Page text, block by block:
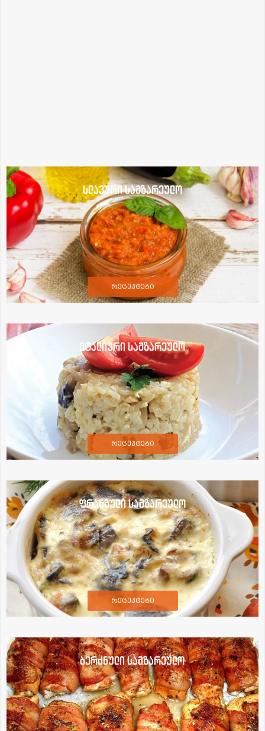
სლავური სამზარეულო
რეცეპტები
იტალიური სამზარეულო
რეცეპტები
ფრანგული სამზარეულო
რეცეპტები
ბერძნული სამზარეულო